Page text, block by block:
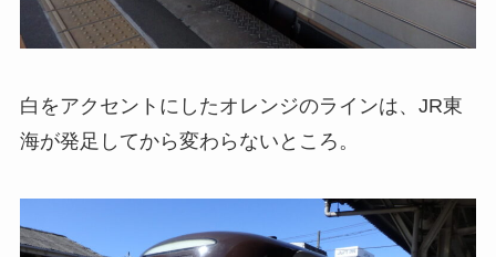
白をアクセントにしたオレンジのラインは、JR東
海が発足してから変わらないところ。